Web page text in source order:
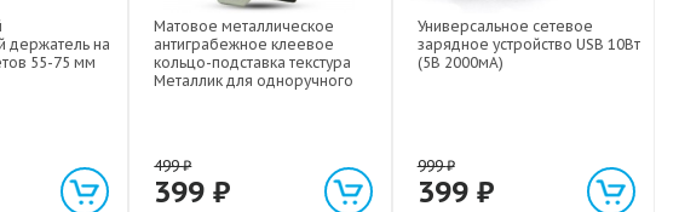
держатель на
55-75 мм
Матовое металлическое
антиграбежное клеевое
кольцо-подставка текстура
Металлик для одноручного
499₽
399₽
Универсальное сетевое
зарядное устройство USB 10Вт
(5В 2000мА)
999₽
399 ₽